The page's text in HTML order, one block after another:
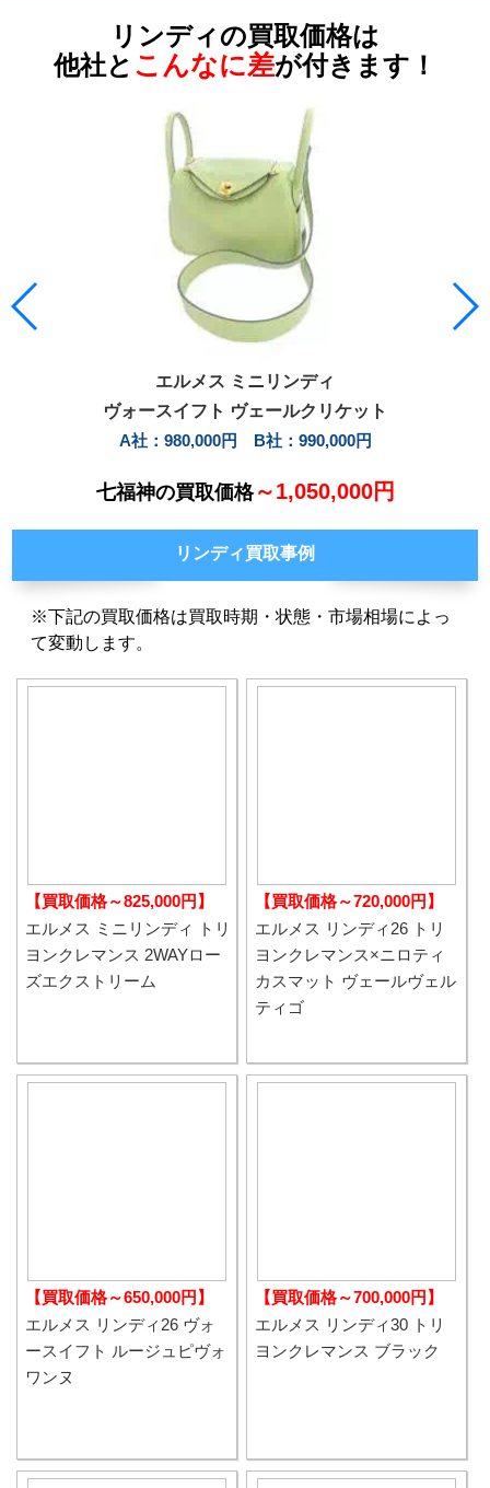
リンディの買取価格は
他社と こんなに差が付きます！
エルメス ミニリンディ
ヴォースイフト ヴェールクリケット
A社：980,000円 B社：990,000円
七福神の買取価格～1,050,000円
リンディ買取事例
※下記の買取価格は買取時期・状態・市場相場によっ
て変動します。
【買取価格～825,000円】
エルメス ミニリンディ トリ
ヨンクレマンス 2WAYロー
ズエクストリーム
【買取価格～720,000円】
エルメス リンディ26 トリ
ヨンクレマンス×ニロティ
カスマット ヴェールヴェル
ティゴ
【買取価格～650,000円】
エルメス リンディ26 ヴォ
ースイフト ルージュピヴォ
ワンヌ
【買取価格～700,000円】
エルメス リンディ30 トリ
ヨンクレマンス ブラック